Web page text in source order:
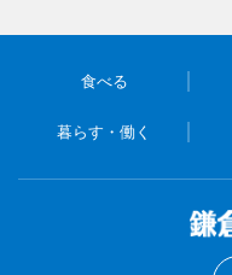
食べる
暮らす・働く